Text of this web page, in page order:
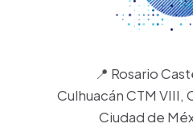
📍 Rosario
Culhuacán CTM
Ciudad de